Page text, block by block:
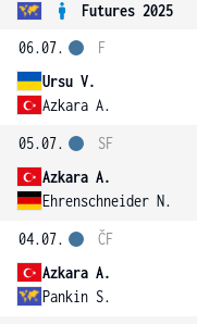
Futures 2025
06.07.
Ursu V.
Azkara A.
F
05.07.
Azkara A.
Ehrenschneider N.
SF
04.07.
Azkara A.
Pankin S.
ČF